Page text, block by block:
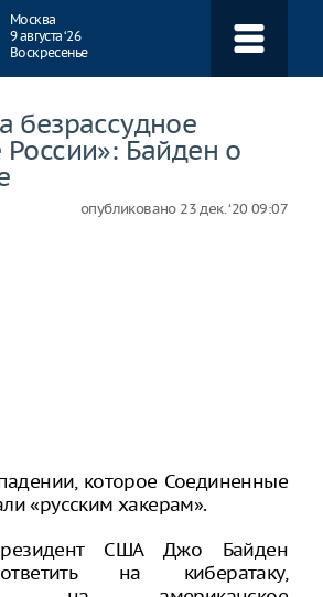
Москва
9 августа ‘26
Воскресенье
безрассудное
Байден о
опубликовано 23 дек. ‘20 09:07
которое Соединенные
«русским хакерам».
США Джо Байден
на кибератаку,